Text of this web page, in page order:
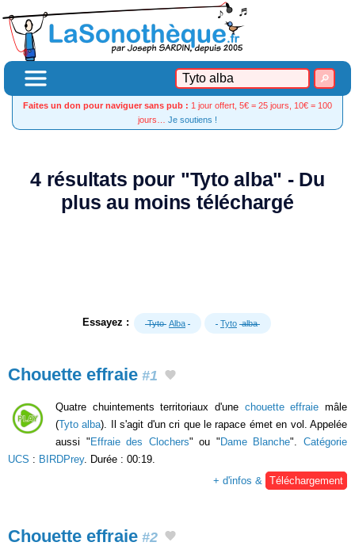
Faites un don pour naviguer sans pub : 1 jour offert, 5€ = 25 jours, 10€ = 100
jours… Je soutiens !
4 résultats pour "Tyto alba" - Du
plus au moins téléchargé
Essayez : Tyto Alba Tyto alba
Chouette effraie #1
Quatre chuintements territoriaux d'une chouette effraie mâle
(Tyto alba). Il s'agit d'un cri que le rapace émet en vol. Appelée
aussi "Effraie des Clochers" ou "Dame Blanche".Catégorie
UCS : BIRDPrey. Durée : 00:19.
+ d'infos &
Téléchargement
Chouette effraie #2